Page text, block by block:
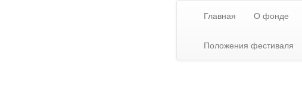
Главная О фонде
Положения фестиваля